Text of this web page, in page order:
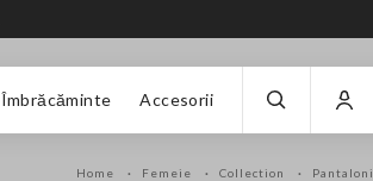
Îmbrăcăminte Accesorii
Home Femeie Collection Pantaloni